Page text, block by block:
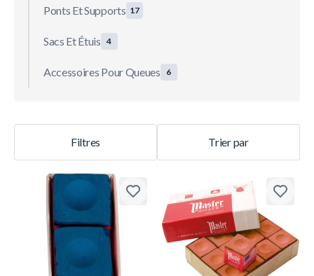
Ponts Et Supports 17
Sacs Et Étuis 4
Accessoires Pour Queues 6
Trier par
Filtres